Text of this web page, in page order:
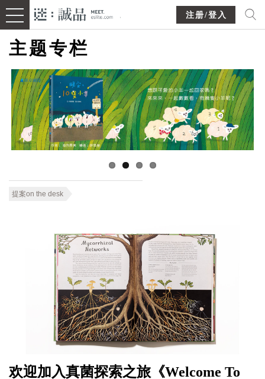
注册/登入
主题专栏
提案on the desk
欢迎加入真菌探索之旅《Welcome To